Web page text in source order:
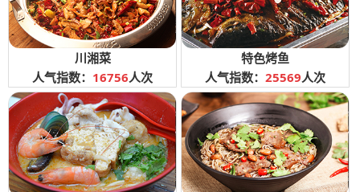
川湘菜
人气指数： 16756人次
特色烤鱼
人气指数：25569人次